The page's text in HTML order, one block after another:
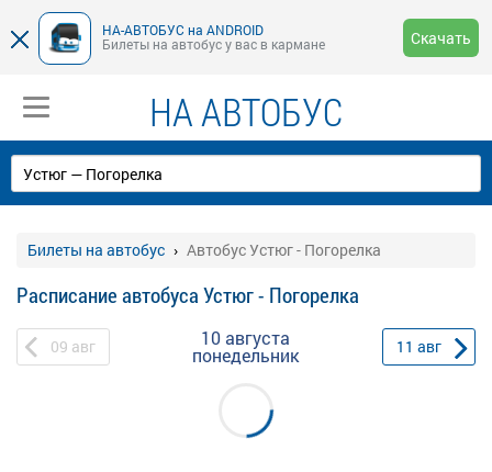
НА-АВТОБУС на ANDROID
Билеты на автобус у вас в кармане
Скачать
НА АВТОБУС
Билеты на автобус Автобус Устюг - Погорелка
Расписание автобуса Устюг - Погорелка
09 авг 10 августа
понедельник 11 авг